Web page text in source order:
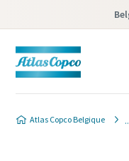
Atlas Copco Belgique